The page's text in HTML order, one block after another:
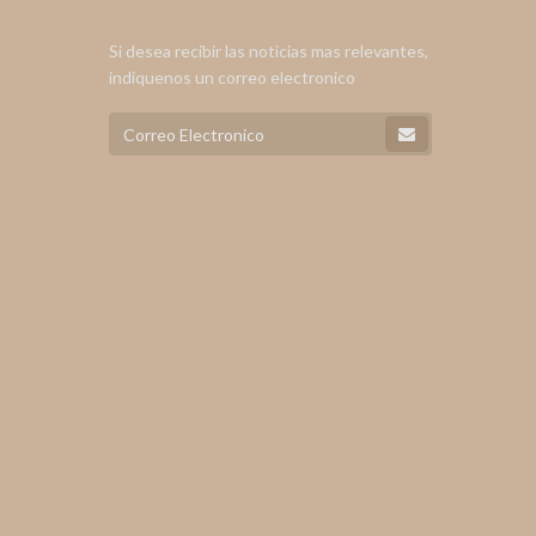
Si desea recibir las noticias mas relevantes,
indiquenos un correo electronico